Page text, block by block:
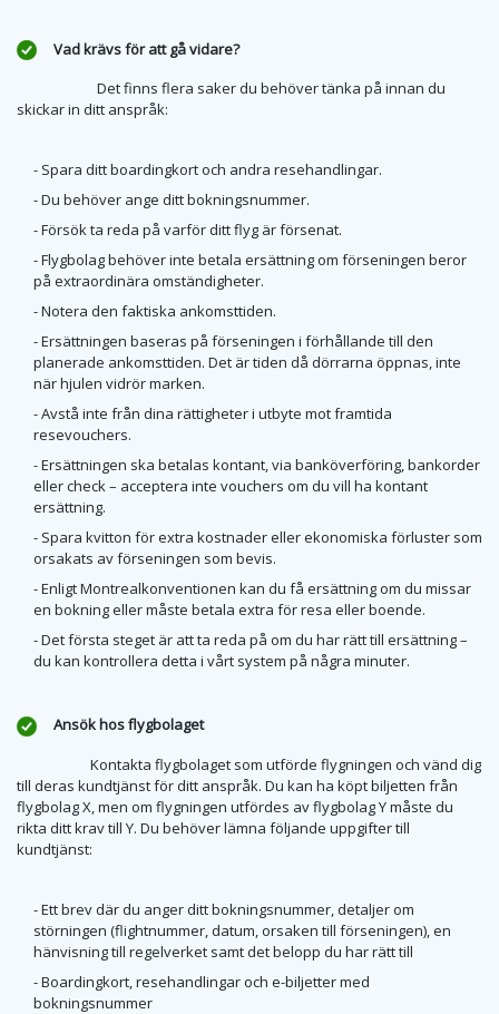
Vad krävs för att gå vidare?
Det finns flera saker du behöver tänka på innan du
skickar in ditt anspråk:
- Spara ditt boardingkort och andra resehandlingar.
- Du behöver ange ditt bokningsnummer.
- Försök ta reda på varför ditt flyg är försenat.
- Flygbolag behöver inte betala ersättning om förseningen beror
på extraordinära omständigheter.
- Notera den faktiska ankomsttiden.
- Ersättningen baseras på förseningen i förhållande till den
planerade ankomsttiden. Det är tiden då dörrarna öppnas, inte
när hjulen vidrör marken.
- Avstå inte från dina rättigheter i utbyte mot framtida
resevouchers.
- Ersättningen ska betalas kontant, via banköverföring, bankorder
eller check – acceptera inte vouchers om du vill ha kontant
ersättning.
- Spara kvitton för extra kostnader eller ekonomiska förluster som
orsakats av förseningen som bevis.
- Enligt Montrealkonventionen kan du få ersättning om du missar
en bokning eller måste betala extra för resa eller boende.
- Det första steget är att ta reda på om du har rätt till ersättning –
du kan kontrollera detta i vårt system på några minuter.
Ansök hos flygbolaget
Kontakta flygbolaget som utförde flygningen och vänd dig
till deras kundtjänst för ditt anspråk. Du kan ha köpt biljetten från
flygbolag X, men om flygningen utfördes av flygbolag Y måste du
rikta ditt krav till Y. Du behöver lämna följande uppgifter till
kundtjänst:
- Ett brev där du anger ditt bokningsnummer, detaljer om
störningen (flightnummer, datum, orsaken till förseningen), en
hänvisning till regelverket samt det belopp du har rätt till
- Boardingkort, resehandlingar och e-biljetter med
bokningsnummer